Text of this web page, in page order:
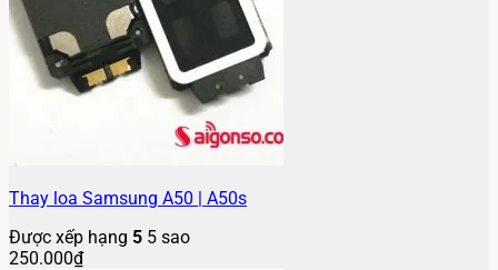
Thay loa Samsung A50 | A50s
Được xếp hạng 5 5 sao
250.000₫